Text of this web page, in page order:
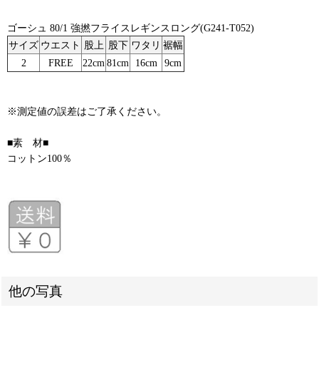
ゴーシュ 80/1 強撚フライスレギンスロング(G241-T052)
サイズ ウエスト 股上 股下 ワタリ 裾幅
2
FREE 22cm 81cm 16cm 9cm
※測定値の誤差はご了承ください。
■素 材■
コットン100％
他の写真